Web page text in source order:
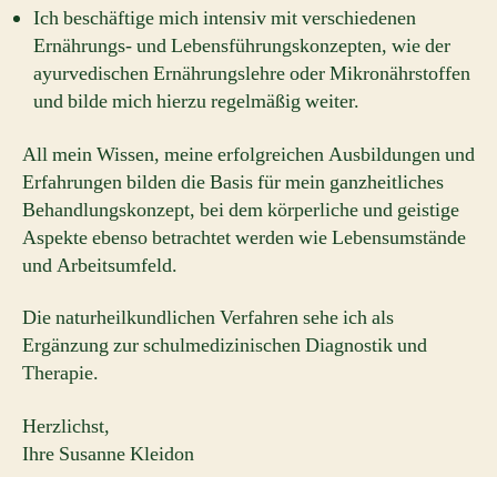
Ich beschäftige mich intensiv mit verschiedenen
Ernährungs- und Lebensführungskonzepten, wie der
ayurvedischen Ernährungslehre oder Mikronährstoffen
und bilde mich hierzu regelmäßig weiter.
All mein Wissen, meine erfolgreichen Ausbildungen und
Erfahrungen bilden die Basis für mein ganzheitliches
Behandlungskonzept, bei dem körperliche und geistige
Aspekte ebenso betrachtet werden wie Lebensumstände
und Arbeitsumfeld.
Die naturheilkundlichen Verfahren sehe ich als
Ergänzung zur schulmedizinischen Diagnostik und
Therapie.
Herzlichst,
Ihre Susanne Kleidon